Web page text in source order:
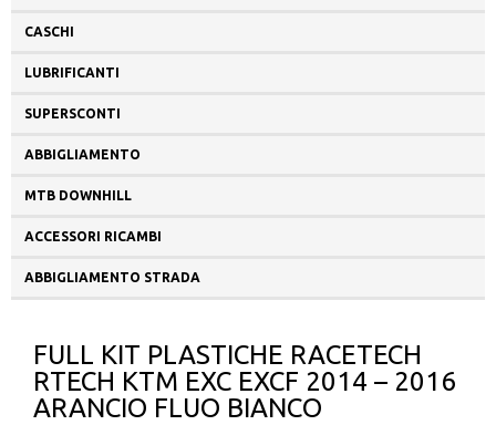
CASCHI
LUBRIFICANTI
SUPERSCONTI
ABBIGLIAMENTO
MTB DOWNHILL
ACCESSORI RICAMBI
ABBIGLIAMENTO STRADA
FULL KIT PLASTICHE RACETECH
RTECH KTM EXC EXCF 2014 – 2016
ARANCIO FLUO BIANCO